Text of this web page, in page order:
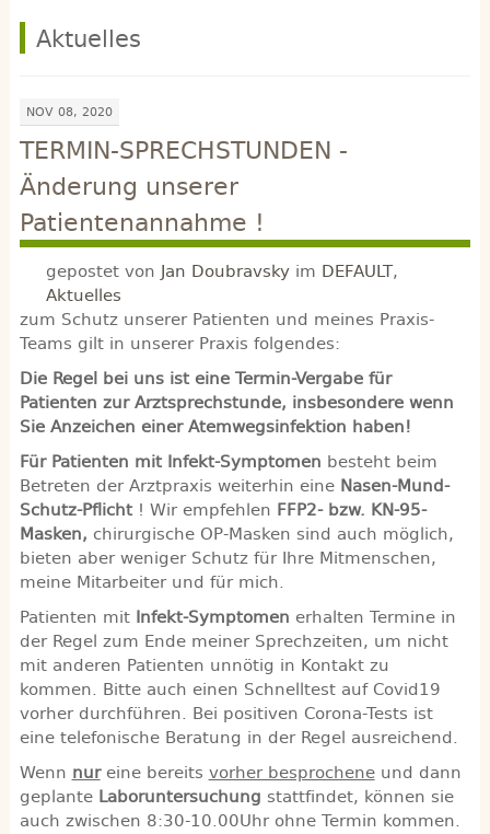
Aktuelles
NOV 08, 2020
TERMIN-SPRECHSTUNDEN -
Änderung unserer
Patientenannahme !
gepostet von Jan Doubravskyim DEFAULT,
Aktuelles
zum Schutz unserer Patienten und meines Praxis-
Teams gilt in unserer Praxis folgendes:
Die Regel bei uns ist eine Termin-Vergabe für
Patienten zur Arztsprechstunde, insbesondere wenn
Sie Anzeichen einer Atemwegsinfektion haben!
Für Patienten mit Infekt-Symptomen besteht beim
Betreten der Arztpraxis weiterhin eine Nasen-Mund-
Schutz-Pflicht! Wir empfehlen FFP2- bzw. KN-95-
Masken, chirurgische OP-Masken sind auch möglich,
bieten aber weniger Schutz für Ihre Mitmenschen,
meine Mitarbeiter und für mich.
Patienten mitInfekt-Symptomen erhalten Termine in
der Regel zum Ende meiner Sprechzeiten, um nicht
mit anderen Patienten unnötig in Kontakt zu
kommen. Bitte auch einen Schnelltest auf Covid19
vorher durchführen. Bei positiven Corona-Tests ist
eine telefonische Beratung in der Regel ausreichend.
Wenn nureine bereits vorher besprocheneund dann
geplante Laboruntersuchung stattfindet, können sie
auch zwischen 8:30-10.00Uhr ohne Termin kommen.